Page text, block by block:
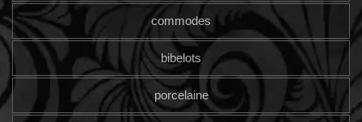
commodes
bibelots
porcelaine